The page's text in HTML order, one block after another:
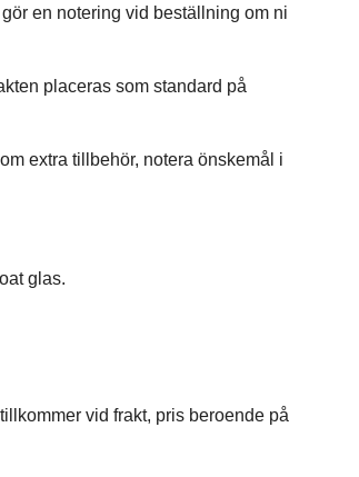
en notering vid beställning om ni
placeras som standard på
extra tillbehör, notera önskemål i
glas.
vid frakt, pris beroende på